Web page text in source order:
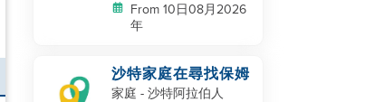
From 10日08月2026
年
沙特家庭在尋找保姆
家庭 - 沙特阿拉伯人